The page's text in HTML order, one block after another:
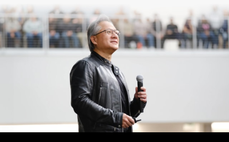
la construire.
Découvrez les dernières informations sur l'inférence